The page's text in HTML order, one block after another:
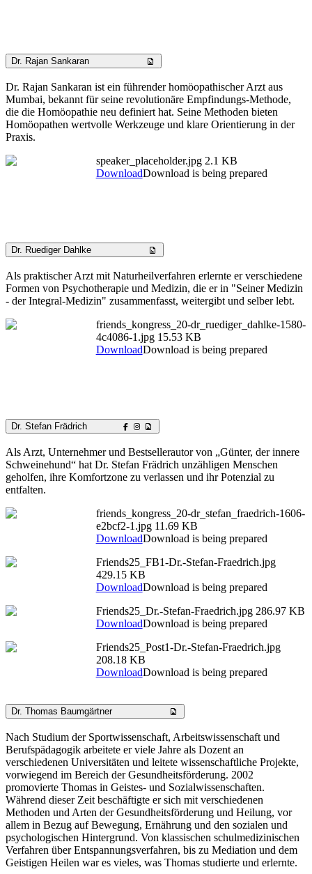
Dr. Rajan Sankaran
Dr. Rajan Sankaran ist ein führender homöopathischer Arzt aus
Mumbai, bekannt für seine revolutionäre Empfindungs-Methode,
die die Homöopathie neu definiert hat. Seine Methoden bieten
Homöopathen wertvolle Werkzeuge und klare Orientierung in der
Praxis.
speaker_placeholder.jpg 2.1 KB
DownloadDownload is being prepared
Dr. Ruediger Dahlke
Als praktischer Arzt mit Naturheilverfahren erlernte er verschiedene
Formen von Psychotherapie und Medizin, die er in "Seiner Medizin
- der Integral-Medizin" zusammenfasst, weitergibt und selber lebt.
friends_kongress_20-dr_ruediger_dahlke-1580-
4c4086-1.jpg 15.53 KB
DownloadDownload is being prepared
Dr. Stefan Frädrich
Als Arzt, Unternehmer und Bestsellerautor von „Günter, der innere
Schweinehund“ hat Dr. Stefan Frädrich unzähligen Menschen
geholfen, ihre Komfortzone zu verlassen und ihr Potenzial zu
entfalten.
friends_kongress_20-dr_stefan_fraedrich-1606-
e2bcf2-1.jpg 11.69 KB
DownloadDownload is being prepared
Friends25_FB1-Dr.-Stefan-Fraedrich.jpg
429.15 KB
DownloadDownload is being prepared
Friends25_Dr.-Stefan-Fraedrich.jpg 286.97 KB
DownloadDownload is being prepared
Friends25_Post1-Dr.-Stefan-Fraedrich.jpg
208.18 KB
DownloadDownload is being prepared
Dr. Thomas Baumgärtner
Nach Studium der Sportwissenschaft, Arbeitswissenschaft und
Berufspädagogik arbeitete er viele Jahre als Dozent an
verschiedenen Universitäten und leitete wissenschaftliche Projekte,
vorwiegend im Bereich der Gesundheitsförderung. 2002
promovierte Thomas in Geistes- und Sozialwissenschaften.
Während dieser Zeit beschäftigte er sich mit verschiedenen
Methoden und Arten der Gesundheitsförderung und Heilung, vor
allem in Bezug auf Bewegung, Ernährung und den sozialen und
psychologischen Hintergrund. Von klassischen schulmedizinischen
Verfahren über Entspannungsverfahren, bis zu Mediation und dem
Geistigen Heilen war es vieles, was Thomas studierte und erlernte.